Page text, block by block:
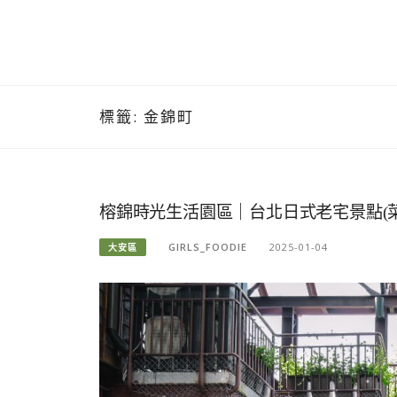
標籤: 金錦町
榕錦時光生活園區｜台北日式老宅景點(
大安區 GIRLS_FOODIE 2025-01-04